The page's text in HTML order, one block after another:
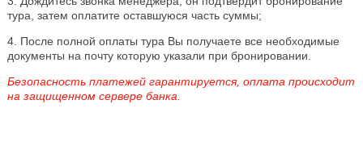
тура, затем оплатите оставшуюся часть суммы;
4. После полной оплаты тура Вы получаете все необходимые
документы на почту которую указали при бронировании.
Безопасность платежей гарантируется, оплата происходит
на защищенном сервере банка.